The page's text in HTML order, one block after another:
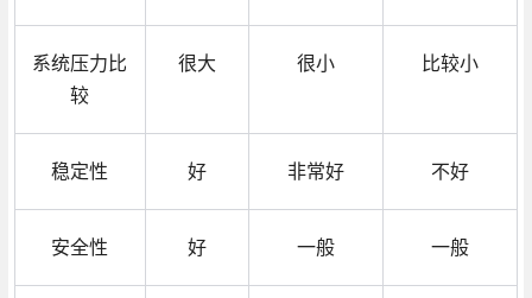
系统压力比
较
很大 很小 比较小
稳定性 好 非常好 不好
安全性 好 一般 一般